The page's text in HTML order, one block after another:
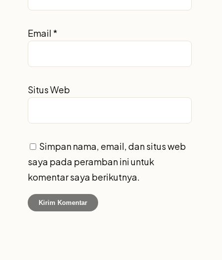
Email *
Situs Web
Simpan nama, email, dan situs web
saya pada peramban ini untuk
komentar saya berikutnya.